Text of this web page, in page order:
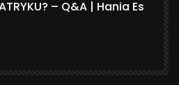
– Q&A | Hania Es